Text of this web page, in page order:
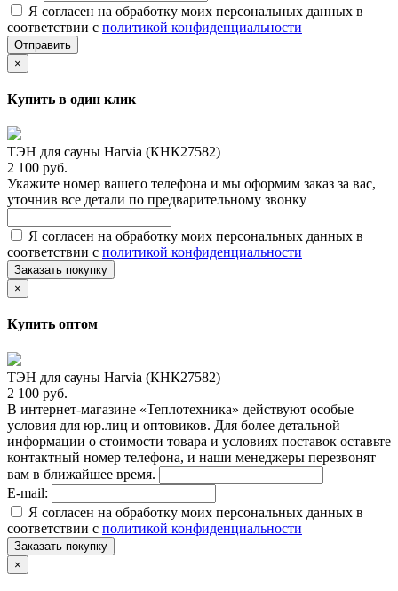
Я согласен на обработку моих персональных данных в
соответствии с политикой конфиденциальности
Отправить
×
Купить в один клик
ТЭН для сауны Harvia (КНК27582)
2 100 руб.
Укажите номер вашего телефона и мы оформим заказ за вас,
уточнив все детали по предварительному звонку
Я согласен на обработку моих персональных данных в
соответствии с политикой конфиденциальности
Заказать покупку
×
Купить оптом
ТЭН для сауны Harvia (КНК27582)
2 100 руб.
В интернет-магазине «Теплотехника» действуют особые
условия для юр.лиц и оптовиков. Для более детальной
информации о стоимости товара и условиях поставок оставьте
контактный номер телефона, и наши менеджеры перезвонят
вам в ближайшее время.
E-mail:
Я согласен на обработку моих персональных данных в
соответствии с политикой конфиденциальности
Заказать покупку
×